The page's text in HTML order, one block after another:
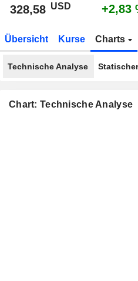
328,58 USD +2,83
Übersicht Kurse Charts
Technische Analyse
Chart: Technische Analyse